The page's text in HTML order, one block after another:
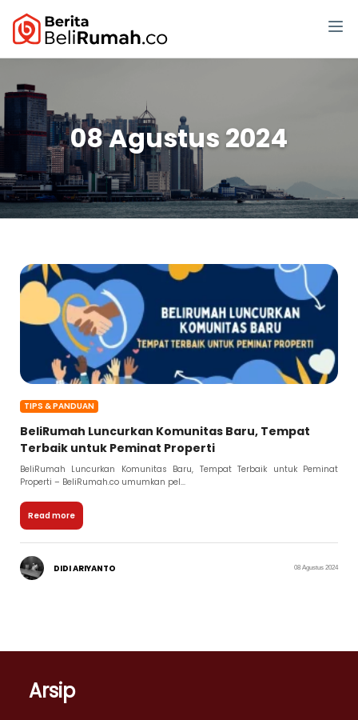
08 Agustus 2024
TIPS & PANDUAN
BeliRumah Luncurkan Komunitas Baru, Tempat
Terbaik untuk Peminat Properti
BeliRumah Luncurkan Komunitas Baru, Tempat Terbaik untuk Peminat
Properti – BeliRumah.co umumkan pel...
Read more
DIDI ARIYANTO 08 Agustus 2024
Arsip